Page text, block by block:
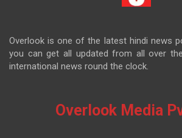
Overlook is one of the latest hindi news
you can get all updated from all over
international news round the clock.
Overlook Media